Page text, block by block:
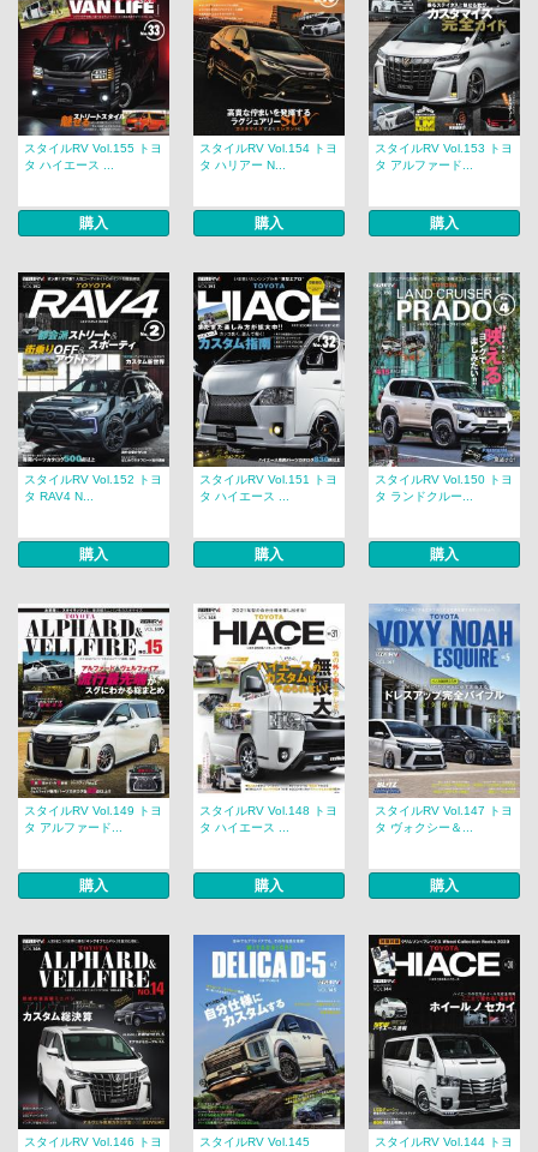
スタイルRV Vol.155 トヨ
タ ハイエース ...
購入
スタイルRV Vol.154 トヨ
タ ハリアー N...
購入
スタイルRV Vol.153 トヨ
タ アルファード...
購入
スタイルRV Vol.152 トヨ
タ RAV4 N...
購入
スタイルRV Vol.151 トヨ
タ ハイエース ...
購入
スタイルRV Vol.150 トヨ
タ ランドクルー...
購入
スタイルRV Vol.149 トヨ
タ アルファード...
購入
スタイルRV Vol.148 トヨ
タ ハイエース ...
購入
スタイルRV Vol.147 トヨ
タ ヴォクシー＆...
購入
スタイルRV Vol.146 トヨ スタイルRV Vol.145 スタイルRV Vol.144 トヨ